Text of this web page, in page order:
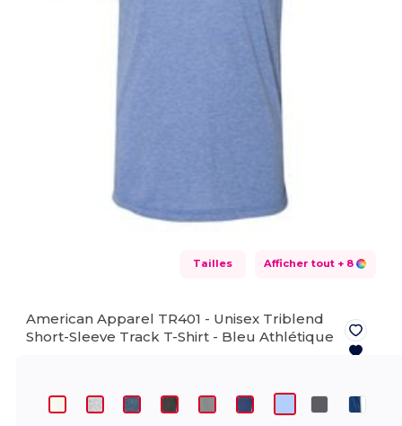
Tailles Afficher tout + 8
American Apparel TR401 - Unisex Triblend
Short-Sleeve Track T-Shirt - Bleu Athlétique